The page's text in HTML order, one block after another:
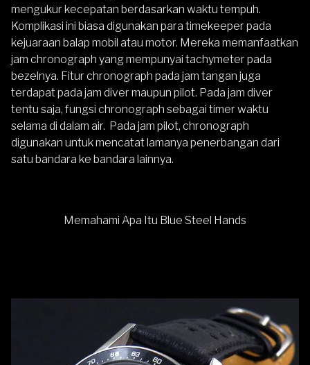
mengukur kecepatan berdasarkan waktu tempuh.
Komplikasi ini biasa digunakan para timekeeper pada
kejuaraan balap mobil atau motor. Mereka memanfaatkan
jam chronograph yang mempunyai tachymeter pada
bezelnya. Fitur chronograph pada jam tangan juga
terdapat pada jam diver maupun pilot. Pada jam diver
tentu saja, fungsi chronograph sebagai timer waktu
selama di dalam air. Pada jam pilot, chronograph
digunakan untuk mencatat lamanya penerbangan dari
satu bandara ke bandara lainnya.
Memahami Apa Itu Blue Steel Hands